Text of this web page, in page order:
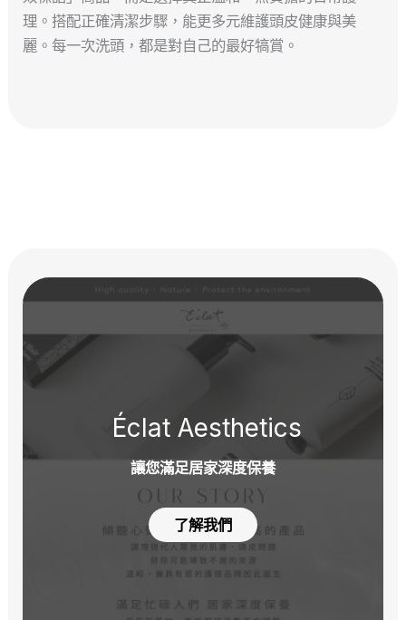
理。搭配正確清潔步驟，能更多元維護頭皮健康與美
麗。每一次洗頭，都是對自己的最好犒賞。
Éclat Aesthetics
讓您滿足居家深度保養
了解我們